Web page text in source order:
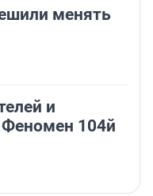
менять
и
104й